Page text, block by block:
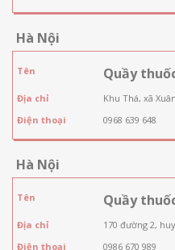
Hà Nội
Tên Quầy
Địa chỉ
Khu Thá, xã
Điện thoại
0968 639 648
Hà Nội
Tên Quầy
Địa chỉ
170 đường 2,
Điện thoại
0986 670 989